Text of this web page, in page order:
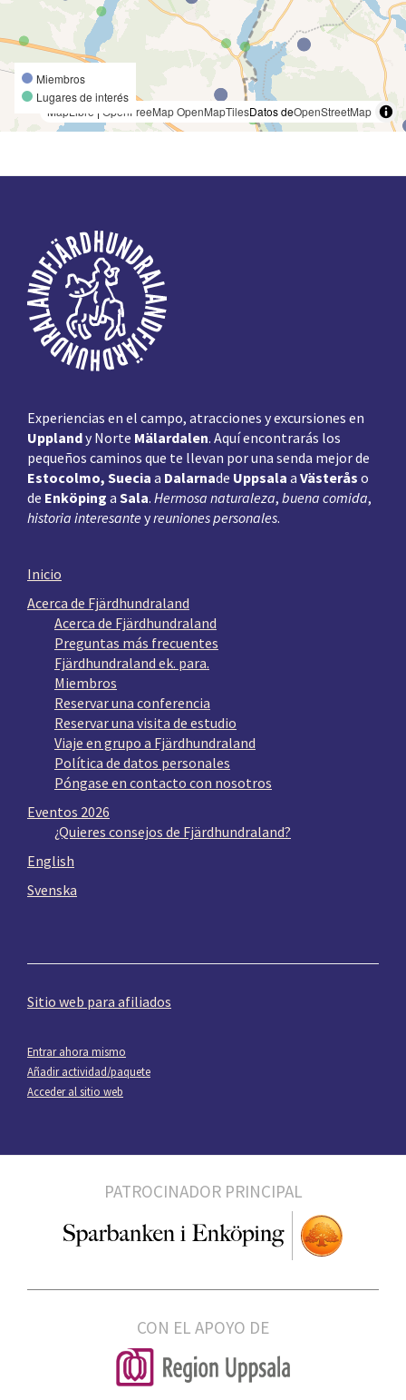
Miembros
Lugares de interés
MapLibre | OpenFreeMapOpenMapTilesDatos deOpenStreetMap
página
Experiencias en el campo, atracciones y excursiones en
Upplandy Norte Mälardalen. Aquí encontrarás los
pequeños caminos que te llevan por una senda mejor de
Estocolmo, Suecia a Dalarnade Uppsala a Västerås o
de Enköping a Sala. Hermosa naturaleza, buena comida,
historia interesante yreuniones personales.
Inicio
Acerca de Fjärdhundraland
Acerca de Fjärdhundraland
Preguntas más frecuentes
Fjärdhundraland ek. para.
Miembros
Reservar una conferencia
Reservar una visita de estudio
Viaje en grupo a Fjärdhundraland
Política de datos personales
Póngase en contacto con nosotros
Eventos 2026
¿Quieres consejos de Fjärdhundraland?
English
Svenska
Sitio web para afiliados
Entrar ahora mismo
Añadir actividad/paquete
Acceder al sitio web
PATROCINADOR PRINCIPAL
CON EL APOYO DE